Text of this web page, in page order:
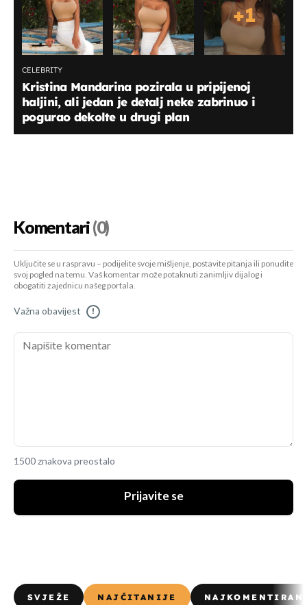
+1
CELEBRITY
Kristina Mandarina pozirala u pripijenoj
haljini, ali jedan je detalj neke zabrinuo i
pogurao dekolte u drugi plan
Komentari(0)
Uključite se u raspravu – podijelite svoje mišljenje, postavite pitanja ili ponudite
svoj pogled na temu. Vaš komentar može potaknuti zanimljiv dijalog i
obogatiti zajednicu našeg portala.
Važna obavijest !
1500 znakova preostalo
Prijavite se
SVJEŽE NAJČITANIJE